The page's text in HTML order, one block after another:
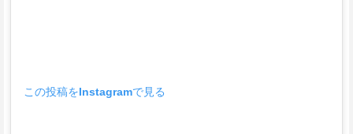
この投稿をInstagramで見る